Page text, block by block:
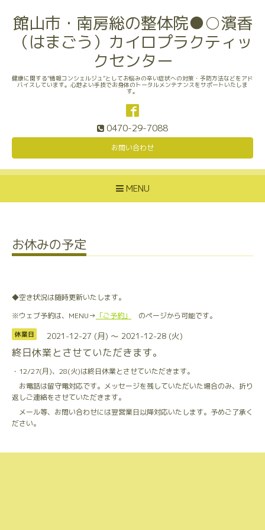
館山市・南房総の整体院●○濱香
（はまごう）カイロプラクティッ
クセンター
健康に関する“情報コンシェルジュ”としてお悩みの辛い症状への対策・予防方法などをアド
バイスしています。心地よい手技でお身体のトータルメンテナンスをサポートいたしま
す。
0470-29-7088
お問い合わせ
MENU
お休みの予定
◆空き状況は随時更新いたします。
※ウェブ予約は、MENU→ 「ご予約」 のページから可能です。
休業日 2021-12-27 (月) ～ 2021-12-28 (火)
終日休業とさせていただきます。
・12/27(月)、28(火)は終日休業とさせていただきます。
お電話は留守電対応です。メッセージを残していただいた場合のみ、折り
返しご連絡をさせていただきます。
メール等、お問い合わせには翌営業日以降対応いたします。予めご了承く
ださい。